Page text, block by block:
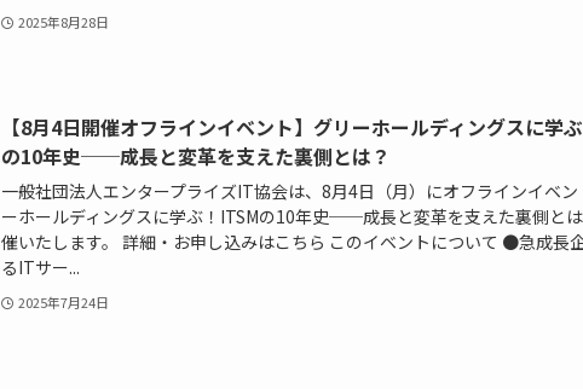
2025年8月28日
【8月4日開催オフラインイベント】グリーホールディングスに学
の10年史──成長と変革を支えた裏側とは？
一般社団法人エンタープライズIT協会は、8月4日（月）にオフラインイベン
ーホールディングスに学ぶ！ITSMの10年史──成長と変革を支えた裏側と
催いたします。 詳細・お申し込みはこちら このイベントについて ●急成長
るITサー...
2025年7月24日